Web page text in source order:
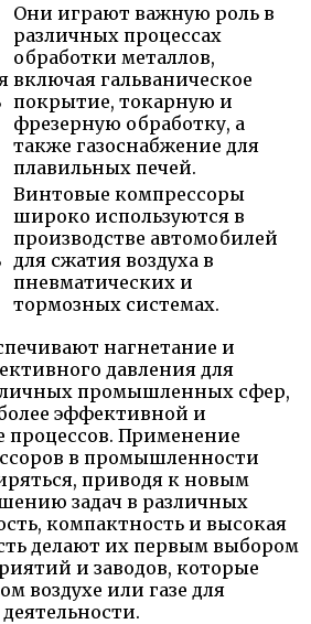
Они играют важную роль в
различных процессах
обработки металлов,
включая гальваническое
покрытие, токарную и
фрезерную обработку, а
также газоснабжение для
плавильных печей.
Винтовые компрессоры
широко используются в
производстве автомобилей
для сжатия воздуха в
пневматических и
тормозных системах.
нагнетание и
давления для
промышленных сфер,
эффективной и
процессов. Применение
в промышленности
приводя к новым
задач в различных
компактность и высокая
делают их первым выбором
и заводов, которые
воздухе или газе для